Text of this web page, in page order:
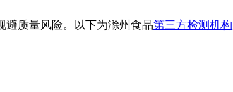
避质量风险。以下为滁州食品第三方检测机构